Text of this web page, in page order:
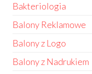
Bakteriologia
Balony Reklamowe
Balony z Logo
Balony z Nadrukiem